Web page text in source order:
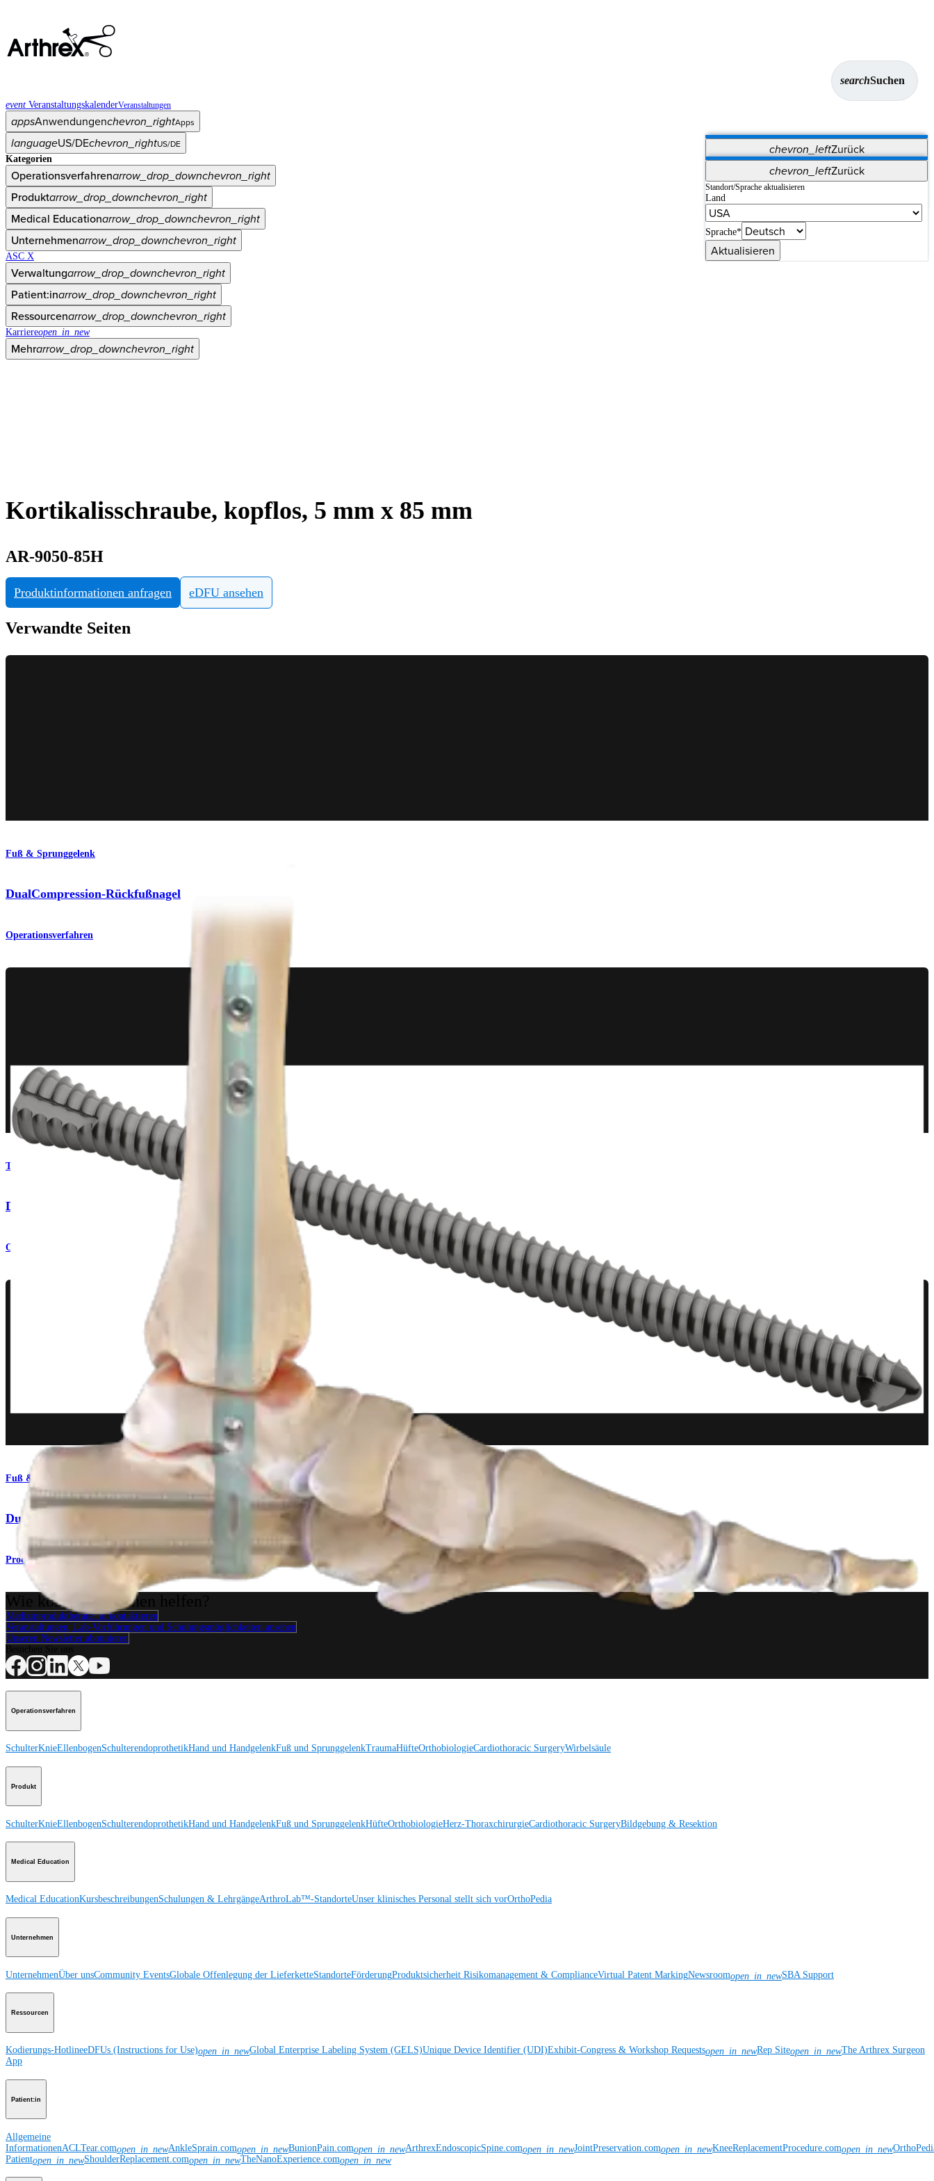
searchSuchen
event VeranstaltungskalenderVeranstaltungen
appsAnwendungenchevron_rightApps
chevron_leftZurück
Vet Systems OrthoPedia Patient
Supplier Portal
Synergy-Bildgebung und -Resektion
languageUS/DEchevron_rightUS/DE
chevron_leftZurück
Standort/Sprache aktualisieren
Land
Sprache*
Aktualisieren
Kategorien
Operationsverfahrenarrow_drop_downchevron_right
Produktarrow_drop_downchevron_right
Medical Educationarrow_drop_downchevron_right
Unternehmenarrow_drop_downchevron_right
ASC X
Verwaltungarrow_drop_downchevron_right
Patient:inarrow_drop_downchevron_right
Ressourcenarrow_drop_downchevron_right
Karriereopen_in_new
Mehrarrow_drop_downchevron_right
Kortikalisschraube, kopflos, 5 mm x 85 mm
AR-9050-85H
Produktinformationen anfragen eDFU ansehen
Verwandte Seiten
Fuß & Sprunggelenk
DualCompression-Rückfußnagel
Operationsverfahren
Trauma Untere Extremitäten
DualCompression Hindfoot Nail
Operationsverfahren
Fuß & Sprunggelenk
DualCompression-Rückfußnagel
Produkt
Wie können wir Ihnen helfen?
Medizinproduktberater:in kontaktieren
Veranstaltungen, Lab-Vorführungen und Schulungsmöglichkeiten ansehen
Unseren Newsletter abonnieren
Operationsverfahren
SchulterKnieEllenbogenSchulterendoprothetikHand und HandgelenkFuß und SprunggelenkTraumaHüfteOrthobiologieCardiothoracic SurgeryWirbelsäule
Produkt
SchulterKnieEllenbogenSchulterendoprothetikHand und HandgelenkFuß und SprunggelenkHüfteOrthobiologieHerz-ThoraxchirurgieCardiothoracic SurgeryBildgebung & Resektion
Medical Education
Medical EducationKursbeschreibungenSchulungen & LehrgängeArthroLab™-StandorteUnser klinisches Personal stellt sich vorOrthoPedia
Unternehmen
UnternehmenÜber unsCommunity EventsGlobale Offenlegung der LieferketteStandorteFörderungProduktsicherheit Risikomanagement & ComplianceVirtual Patent MarkingNewsroomopen_in_newSBA Support
Ressourcen
Kodierungs-HotlineeDFUs (Instructions for Use)open_in_newGlobal Enterprise Labeling System (GELS)Unique Device Identifier (UDI)Exhibit-Congress & Workshop Requestsopen_in_newRep Siteopen_in_newThe Arthrex Surgeon
App
Patient:in
Allgemeine
InformationenACLTear.comopen_in_newAnkleSprain.comopen_in_newBunionPain.comopen_in_newArthrexEndoscopicSpine.comopen_in_newJointPreservation.comopen_in_newKneeReplacementProcedure.comopen_in_new
Patientopen_in_newShoulderReplacement.comopen_in_newTheNanoExperience.comopen_in_new